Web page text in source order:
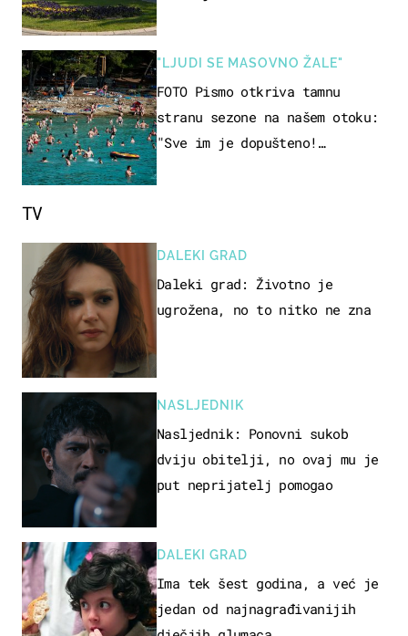
"LJUDI SE MASOVNO ŽALE"
FOTO Pismo otkriva tamnu
stranu sezone na našem otoku:
"Sve im je dopušteno!
TV
DALEKI GRAD
Daleki grad: Životno je
ugrožena, no to nitko ne zna
NASLJEDNIK
Nasljednik: Ponovni sukob
dviju obitelji, no ovaj mu je
put neprijatelj pomogao
DALEKI GRAD
Ima tek šest godina, a već je
jedan od najnagrađivanijih